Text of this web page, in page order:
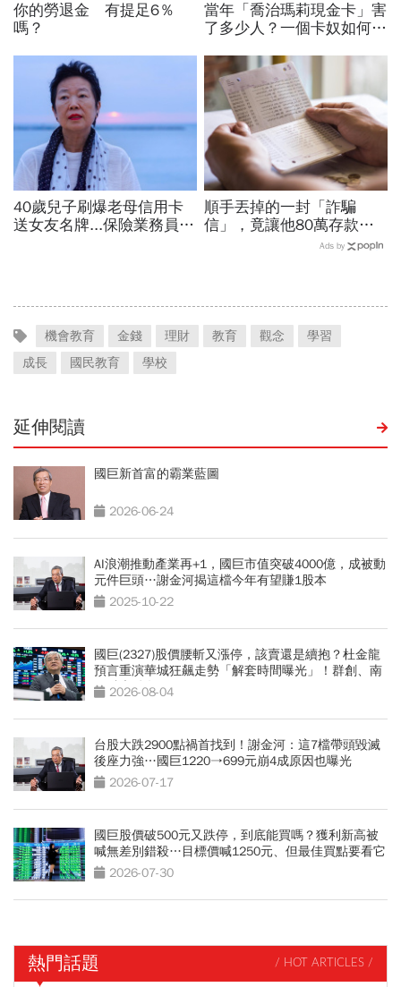
你的勞退金 有提足6％
嗎？
當年「喬治瑪莉現金卡」害
了多少人？一個卡奴如何把
40歲兒子刷爆老母信用卡
送女友名牌...保險業務員看
順手丟掉的一封「詐騙
信」，竟讓他80萬存款被
法院扣押...重要！收到「支
Ads by
機會教育 金錢 理財 教育 觀念
學習
成長
國民教育 學校
延伸閱讀
國巨新首富的霸業藍圖
2026-06-24
AI浪潮推動產業再+1，國巨市值突破4000億，成被動
元件巨頭…謝金河揭這檔今年有望賺1股本
2025-10-22
國巨(2327)股價腰斬又漲停，該賣還是續抱？杜金龍
預言重演華城狂飆走勢「解套時間曝光」！群創、南
亞科也點名
2026-08-04
台股大跌2900點禍首找到！謝金河：這7檔帶頭毀滅
後座力強…國巨1220→699元崩4成原因也曝光
2026-07-17
國巨股價破500元又跌停，到底能買嗎？獲利新高被
喊無差別錯殺…目標價喊1250元、但最佳買點要看它
2026-07-30
熱門話題 / HOT ARTICLES /